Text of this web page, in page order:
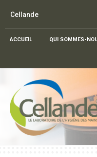
Cellande
ACCUEIL QUI SOMMES-